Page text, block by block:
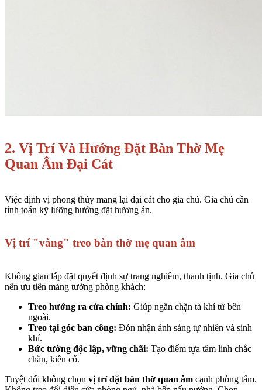
2. Vị Trí Và Hướng Đặt Bàn Thờ Mẹ
Quan Âm Đại Cát
Việc định vị phong thủy mang lại đại cát cho gia chủ. Gia chủ cần
tính toán kỹ lưỡng hướng đặt hương án.
Vị trí "vàng" treo bàn thờ mẹ quan âm
Không gian lắp đặt quyết định sự trang nghiêm, thanh tịnh. Gia chủ
nên ưu tiên mảng tường phòng khách:
Treo hướng ra cửa chính: Giúp ngăn chặn tà khí từ bên
ngoài.
Treo tại góc ban công: Đón nhận ánh sáng tự nhiên và sinh
khí.
Bức tường độc lập, vững chãi: Tạo điểm tựa tâm linh chắc
chắn, kiên cố.
Tuyệt đối không chọn vị trí đặt bàn thờ quan âm cạnh phòng tắm.